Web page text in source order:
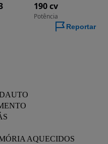
190 cv
Potência
Reportar
AQUECIDOS